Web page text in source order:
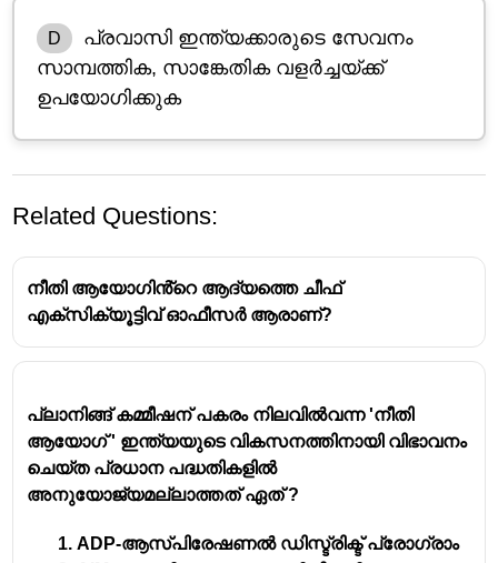
D
പ്രവാസി ഇന്ത്യക്കാരുടെ സേവനം
സാമ്പത്തിക, സാങ്കേതിക വളർച്ചയ്ക്ക്
ഉപയോഗിക്കുക
ജൈവകൃഷിരീതി ഉപയോഗിച്ച്
കാർഷികോൽപ്പാദനം വർദ്ധിപ്പിക്കുക,നീതി
ആയോഗിന്റെ ലക്ഷ്യമല്ല.
Related Questions:
നീതി ആയോഗിൻ്റെ ആദ്യത്തെ ചീഫ്
എക്‌സിക്യൂട്ടിവ് ഓഫീസർ ആരാണ്?
പ്ലാനിങ്ങ് കമ്മീഷന് പകരം നിലവിൽവന്ന 'നീതി
ആയോഗ് ' ഇന്ത്യയുടെ വികസനത്തിനായി വിഭാവനം
ചെയ്ത പ്രധാന പദ്ധതികളിൽ
അനുയോജ്യമല്ലാത്തത് ഏത് ?
ADP-ആസ്പിരേഷണൽ ഡിസ്ട്രിക്ട് പ്രോഗ്രാം